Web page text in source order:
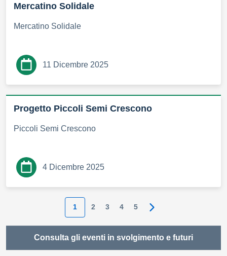
Mercatino Solidale
Mercatino Solidale
11 Dicembre 2025
Progetto Piccoli Semi Crescono
Piccoli Semi Crescono
4 Dicembre 2025
1 2 3 4 5 Pagina successiva
Consulta gli eventi in svolgimento e futuri